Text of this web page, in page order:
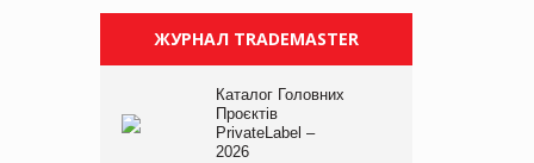
ЖУРНАЛ TRADEMASTER
Каталог Головних
Проєктів
PrivateLabel –
2026